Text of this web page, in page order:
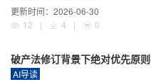
更新时间： 2026-06-30
12
| 4 | 0
破产法修订背景下绝对优先原
AI导读